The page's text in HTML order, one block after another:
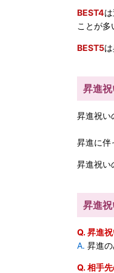
BEST4
ことが多
BEST5
昇進
昇進祝い
昇進に伴
昇進祝い
昇進
Q. 昇進
A. 昇進
Q. 相手